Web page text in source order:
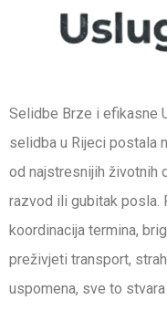
Selidbe Brze i efikasne
selidba u Rijeci postala
od najstresnijih životnih
razvod ili gubitak posla.
koordinacija termina,
preživjeti transport,
uspomena, sve to